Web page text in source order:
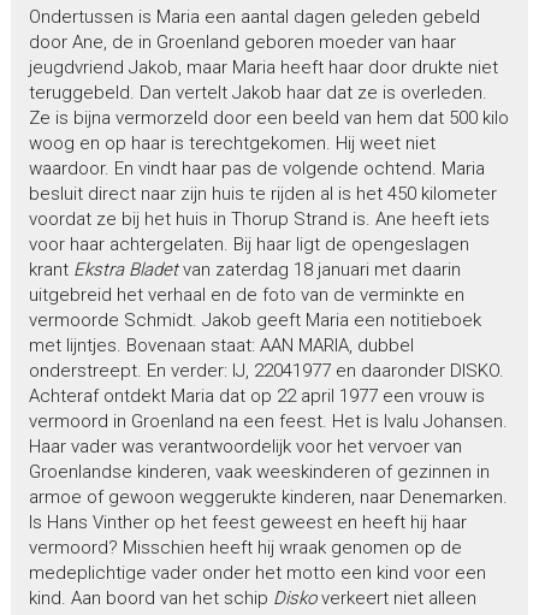
Ondertussen is Maria een aantal dagen geleden gebeld
door Ane, de in Groenland geboren moeder van haar
jeugdvriend Jakob, maar Maria heeft haar door drukte niet
teruggebeld. Dan vertelt Jakob haar dat ze is overleden.
Ze is bijna vermorzeld door een beeld van hem dat 500 kilo
woog en op haar is terechtgekomen. Hij weet niet
waardoor. En vindt haar pas de volgende ochtend. Maria
besluit direct naar zijn huis te rijden al is het 450 kilometer
voordat ze bij het huis in Thorup Strand is. Ane heeft iets
voor haar achtergelaten. Bij haar ligt de opengeslagen
krant Ekstra Bladetvan zaterdag 18 januari met daarin
uitgebreid het verhaal en de foto van de verminkte en
vermoorde Schmidt. Jakob geeft Maria een notitieboek
met lijntjes. Bovenaan staat: AAN MARIA, dubbel
onderstreept. En verder: IJ, 22041977 en daaronder DISKO.
Achteraf ontdekt Maria dat op 22 april 1977 een vrouw is
vermoord in Groenland na een feest. Het is Ivalu Johansen.
Haar vader was verantwoordelijk voor het vervoer van
Groenlandse kinderen, vaak weeskinderen of gezinnen in
armoe of gewoon weggerukte kinderen, naar Denemarken.
Is Hans Vinther op het feest geweest en heeft hij haar
vermoord? Misschien heeft hij wraak genomen op de
medeplichtige vader onder het motto een kind voor een
kind. Aan boord van het schip Diskoverkeert niet alleen